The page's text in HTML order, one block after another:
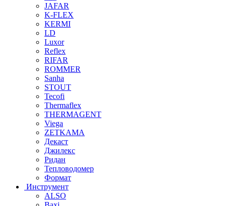
JAFAR
K-FLEX
KERMI
LD
Luxor
Reflex
RIFAR
ROMMER
Sanha
STOUT
Tecofi
Thermaflex
THERMAGENT
Viega
ZETKAMA
Декаст
Джилекс
Ридан
Тепловодомер
Формат
Инструмент
ALSO